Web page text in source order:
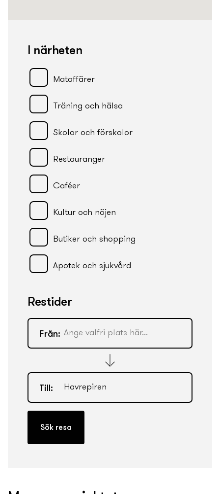
Restider
Från:
Till:
I närheten
Mataffärer
Träning och hälsa
Skolor och förskolor
Restauranger
Caféer
Kultur och nöjen
Butiker och shopping
Apotek och sjukvård